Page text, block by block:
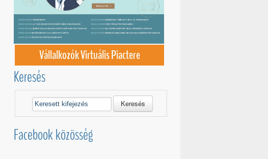
Vállalkozók Virtuális Piactere
Keresés
Keresés
Facebook közösség